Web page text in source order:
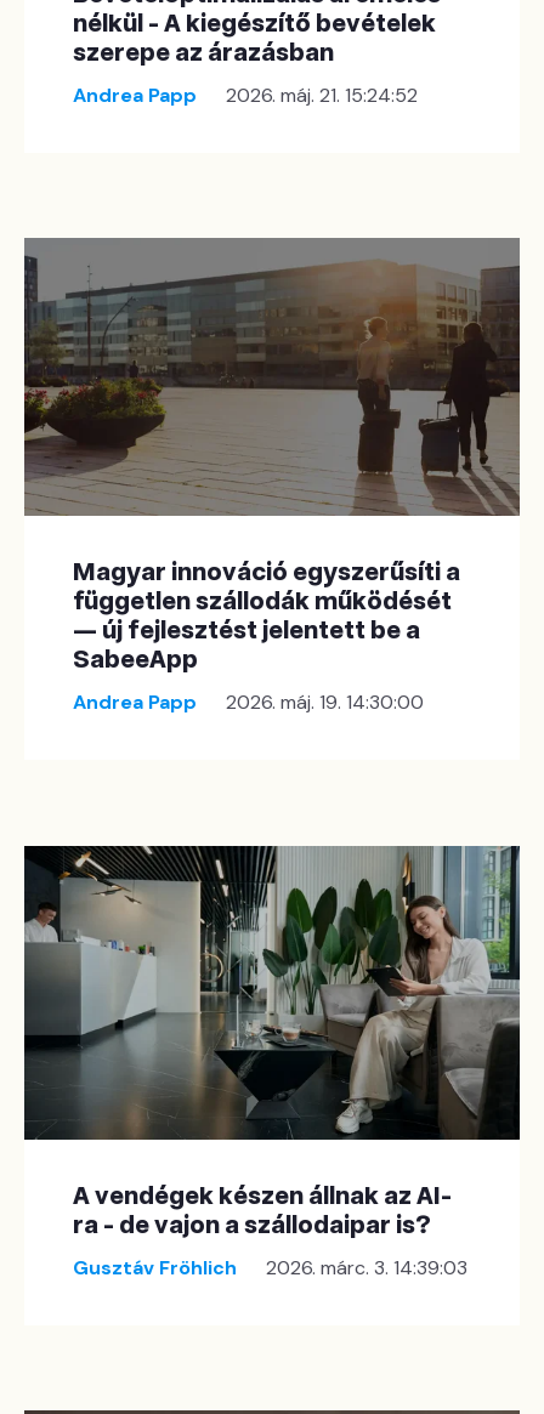
nélkül - A kiegészítő bevételek
szerepe az árazásban
Andrea Papp 2026. máj. 21. 15:24:52
Magyar innováció egyszerűsíti a
független szállodák működését
— új fejlesztést jelentett be a
SabeeApp
Andrea Papp 2026. máj. 19. 14:30:00
A vendégek készen állnak az AI-
ra - de vajon a szállodaipar is?
Gusztáv Fröhlich 2026. márc. 3. 14:39:03